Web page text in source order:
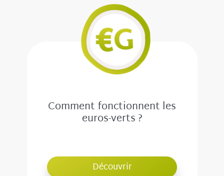
Comment fonctionnent les
euros-verts ?
Découvrir